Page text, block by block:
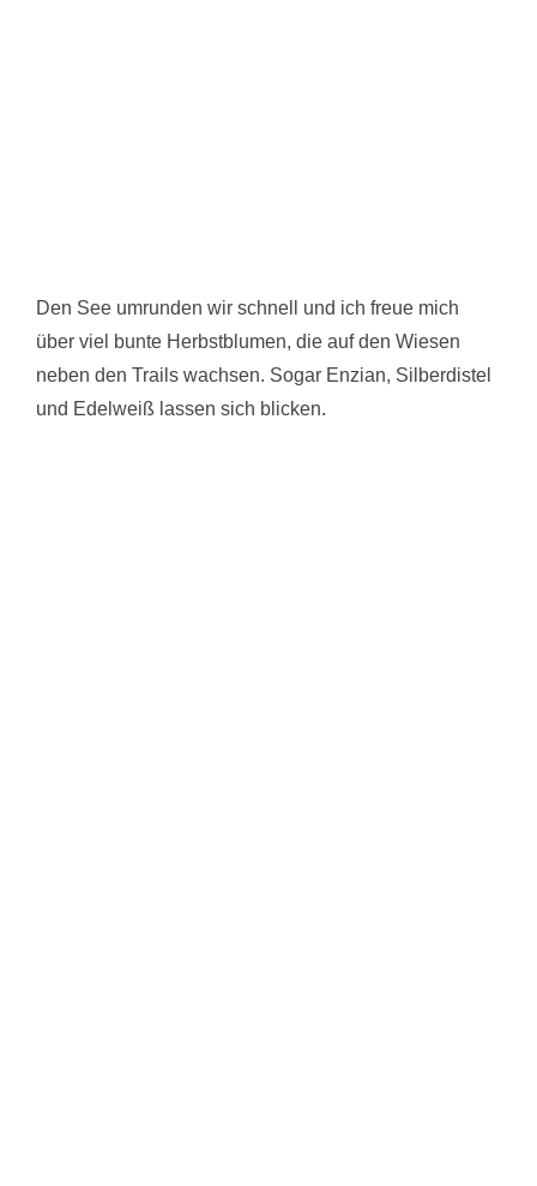
Den See umrunden wir schnell und ich freue mich
über viel bunte Herbstblumen, die auf den Wiesen
neben den Trails wachsen. Sogar Enzian, Silberdistel
und Edelweiß lassen sich blicken.